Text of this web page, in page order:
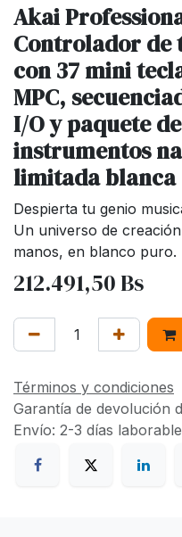
Akai
Controlador de
con 37 mini
MPC,
I/O y paquete
instrumentos
limitada blanca
Despierta tu genio
Un universo de
manos, en blanco puro.
212.491,50Bs
Términos y condiciones
Garantía de devolución
Envío: 2-3 días